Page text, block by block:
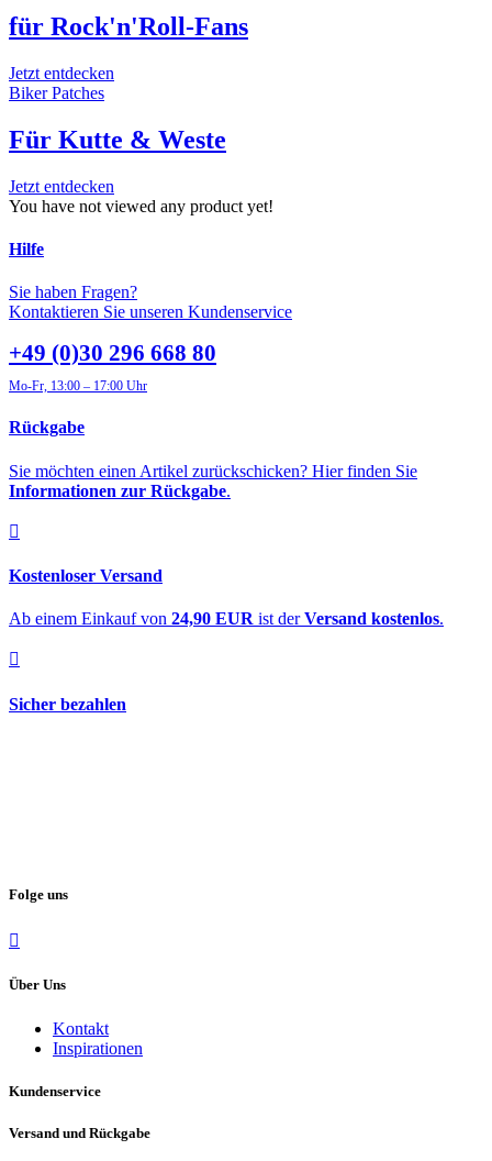
für Rock'n'Roll-Fans
Jetzt entdecken
Biker Patches
Für Kutte & Weste
Jetzt entdecken
You have not viewed any product yet!
Hilfe
Sie haben Fragen?
Kontaktieren Sie unseren Kundenservice
+49 (0)30 296 668 80
Mo-Fr, 13:00 – 17:00 Uhr
Rückgabe
Sie möchten einen Artikel zurückschicken? Hier finden Sie
Informationen zur Rückgabe.
Kostenloser Versand
Ab einem Einkauf von 24,90 EUR ist derVersand kostenlos.
Sicher bezahlen
Folge uns
Über Uns
Kontakt
Inspirationen
Kundenservice
Versand und Rückgabe